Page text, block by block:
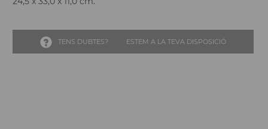
TENS DUBTES? ESTEM A LA TEVA DISPOSICIÓ